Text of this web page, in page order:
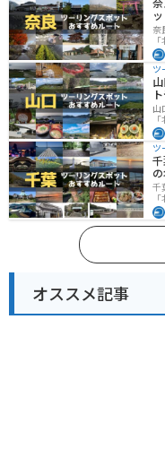
奈
史
を
ー
ツ
山
し
口
ツ
千
別
海
所
オススメ記事